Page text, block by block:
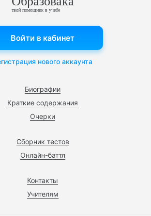
твой помощник в учебе
Биографии
Краткие содержания
Очерки
Сборник тестов
Онлайн-баттл
Контакты
Учителям
Войти в кабинет
нового аккаунта